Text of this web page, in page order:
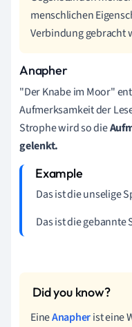
menschlichen
Verbindung gebracht
Anapher
"Der Knabe im Moor"
Aufmerksamkeit der
Strophe wird so die
gelenkt.
Das ist die unselige
Das ist die gebannte
EineAnapherist eine